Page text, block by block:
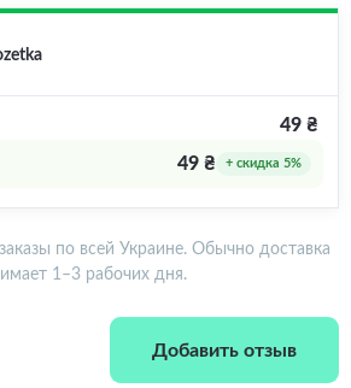
49 ₴
49 ₴ + скидка 5%
по всей Украине. Обычно доставка
1–3 рабочих дня.
Добавить отзыв